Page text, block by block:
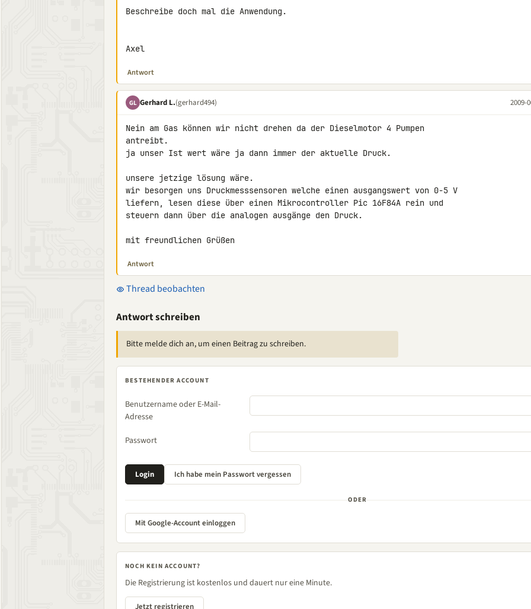
Beschreibe doch mal die Anwendung.
Axel
Antwort
GL Gerhard L.(gerhard494) 2009-
Nein am Gas können wir nicht drehen da der Dieselmotor 4 Pumpen
antreibt.
ja unser Ist wert wäre ja dann immer der aktuelle Druck.
unsere jetzige lösung wäre.
wir besorgen uns Druckmesssensoren welche einen ausgangswert von 0-5 V
liefern, lesen diese über einen Mikrocontroller Pic 16F84A rein und
steuern dann über die analogen ausgänge den Druck.
mit freundlichen Grüßen
Antwort
Thread beobachten
Antwort schreiben
Bitte melde dich an, um einen Beitrag zu schreiben.
BESTEHENDER ACCOUNT
Benutzername oder E-Mail-
Adresse
Passwort
ODER
Mit Google-Account einloggen
NOCH KEIN ACCOUNT?
Die Registrierung ist kostenlos und dauert nur eine Minute.
Jetzt registrieren